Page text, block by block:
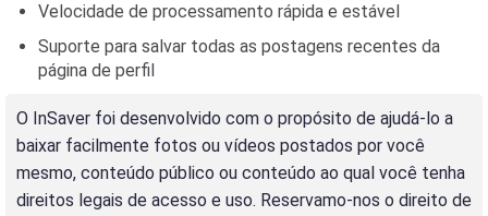
Velocidade de processamento rápida e estável
Suporte para salvar todas as postagens recentes da
página de perfil
O InSaver foi desenvolvido com o propósito de ajudá-lo a
baixar facilmente fotos ou vídeos postados por você
mesmo, conteúdo público ou conteúdo ao qual você tenha
direitos legais de acesso e uso. Reservamo-nos o direito de